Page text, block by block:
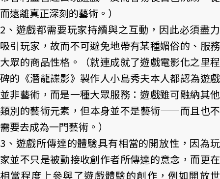
而遠離真正深刻的藝術。）
2、遊戲都需要玩家持續與之互動，因此必須盡力
吸引玩家，故而不可避免地帶有某種媚俗的、服務
大眾的商品性格。（就連成就了遊戲電影化之里程
碑的《潛龍諜影》製作人小島秀夫本人都認為遊戲
並非藝術，而是一種大眾服務：遊戲雖可融納其他
類別的藝術元素，但本身並不是藝術——而且也不
需要去成為一門藝術。）
3、遊戲所傳達的體驗具有相當的開放性，因為玩
家並不只是被動接收創作者所傳達的意念，而更在
相當程度上參與了遊戲體驗的創作，例如開放世